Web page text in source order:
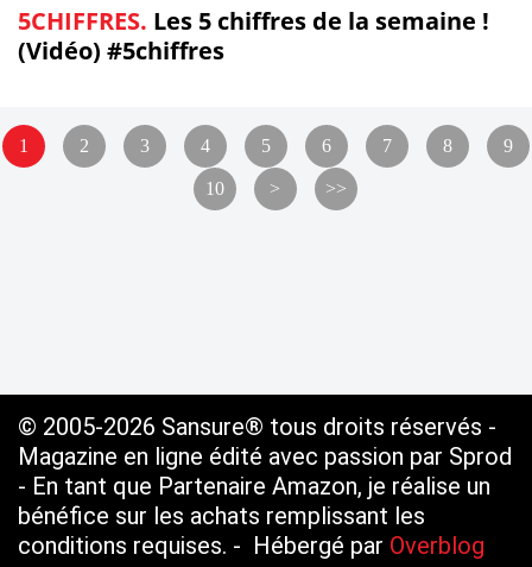
5CHIFFRES. Les 5 chiffres de la semaine !
(Vidéo) #5chiffres
1 2 3 4 5 6 7 8
9
10
20
> >>
© 2005-2026 Sansure® tous droits réservés -
Magazine en ligne édité avec passion par Sprod
- En tant que Partenaire Amazon, je réalise un
bénéfice sur les achats remplissant les
conditions requises. - Hébergé par Overblog